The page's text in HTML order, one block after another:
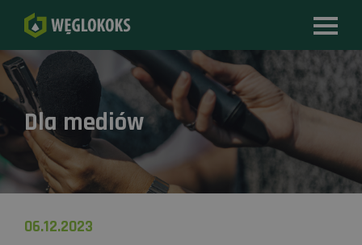
Dla mediów
06.12.2023